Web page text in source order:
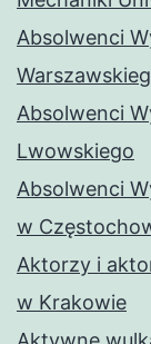
Absolwenci
Absolwenci
Lwowskiego
Absolwenci
w
Aktorzy i
w Krakowie